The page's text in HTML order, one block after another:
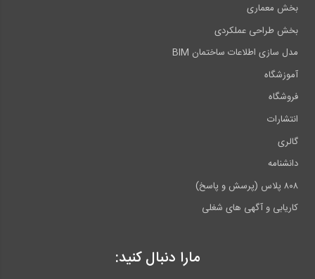
بخش معماری
بخش طراحی عملکردی
مدل سازی اطلاعات ساختمان BIM
آموزشگاه
فروشگاه
انتشارات
گالری
دانشنامه
۸۰۸ پلاس (پرسش و پاسخ)
کاریابی و آگهی های شغلی
مارا دنبال کنید: